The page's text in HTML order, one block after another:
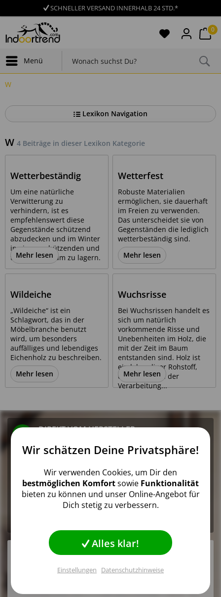
SCHNELLER VERSAND INNERHALB 24 STD.*
Menü
0
W
Lexikon Navigation
W 4 Beiträge in dieser Lexikon Kategorie
Wetterbeständig
Um eine natürliche
Verwitterung zu
verhindern, ist es
empfehlenswert diese
Gegenstände schützend
abzudecken und im Winter
in einem schützenden und
trokenden Raum zu lagern.
Mehr lesen
Wetterfest
Robuste Materialien
ermöglichen, sie dauerhaft
im Freien zu verwenden.
Das unterscheidet sie von
Gegenständen die lediglich
wetterbeständig sind.
Mehr lesen
Wildeiche
„Wildeiche“ ist ein
Schlagwort, das in der
Möbelbranche benutzt
wird, um besonders
auffälliges und lebendiges
Eichenholz zu beschreiben.
Mehr lesen
Wuchsrisse
Bei Wuchsrissen handelt es
sich um natürlich
vorkommende Risse und
Unebenheiten im Holz, die
mit der Zeit im Baum
entstanden sind. Holz ist
ein lebendiger Rohstoff,
der auch nach der
Verarbeitung...
Mehr lesen
DIREKT VOM HERSTELLER
ohne Zwischenhändler.
Ausgefallenes Design, Qualität und Langlebigkeit dafür
stehen unsere Produkte.
MÖBEL AUS MASSIVHOLZ
Funktionale Aktiv
Marketing Inaktiv
Inaktiv
Personalisierung Inaktiv
Inaktiv
Wir schätzen Deine Privatsphäre!
Wir verwenden Cookies, um Dir den
bestmöglichen Komfortsowie Funktionalität
bieten zu können und unser Online-Angebot für
Dich stetig zu verbessern.
Alles klar!
Einstellungen Datenschutzhinweise